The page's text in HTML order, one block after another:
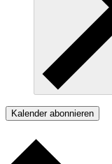
Kalender abonnieren